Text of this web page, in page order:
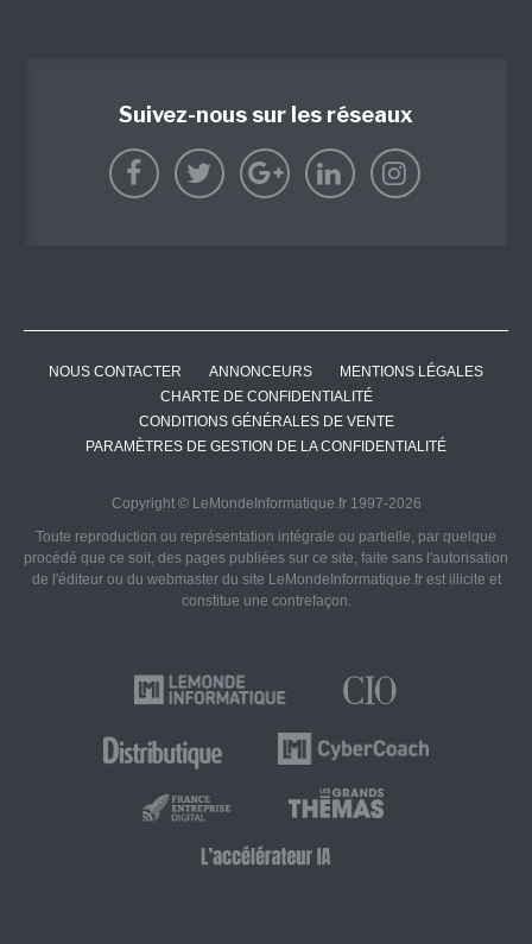
Suivez-nous sur les réseaux
NOUS CONTACTER ANNONCEURS
MENTIONS LÉGALES
CHARTE DE CONFIDENTIALITÉ
CONDITIONS GÉNÉRALES DE VENTE
PARAMÈTRES DE GESTION DE LA CONFIDENTIALITÉ
Copyright © LeMondeInformatique.fr 1997-2026
Toute reproduction ou représentation intégrale ou partielle, par quelque
procédé que ce soit, des pages publiées sur ce site, faite sans l'autorisation
de l'éditeur ou du webmaster du site LeMondeInformatique.fr est illicite et
constitue une contrefaçon.